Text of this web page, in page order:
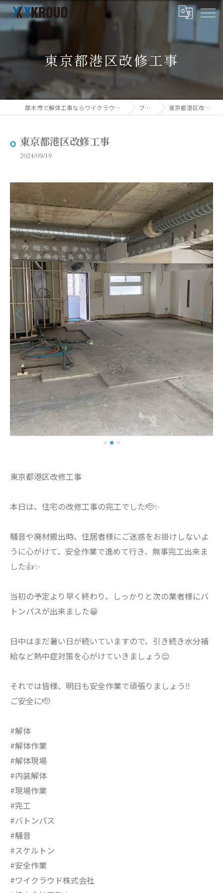
東京都港区改修工事
厚木市で解体工事ならワイクラウド株式会社 ブログ 東京都港区改修工事
東京都港区改修工事
2024/09/19
東京都港区改修工事
本日は、住宅の改修工事の完工でした🫡✨
騒音や廃材搬出時、住居者様にご迷惑をお掛けしないよ
うに心がけて、安全作業で進めて行き、無事完工出来ま
した👍✨
当初の予定より早く終わり、しっかりと次の業者様にバ
トンパスが出来ました😁
日中はまだ暑い日が続いていますので、引き続き水分補
給など熱中症対策を心がけていきましょう😌
それでは皆様、明日も安全作業で頑張りましょう‼️
ご安全に🫡
#解体
#解体作業
#解体現場
#内装解体
#現場作業
#完工
#バトンパス
#騒音
#スケルトン
#安全作業
#ワイクラウド株式会社